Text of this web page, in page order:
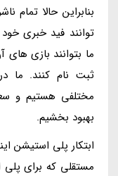
بنابراین حالا
توانند فید خبری
ما بتوانند بازی
ثبت نام کنند. ما
مختلفی هستیم و
بهبود بخشیم.